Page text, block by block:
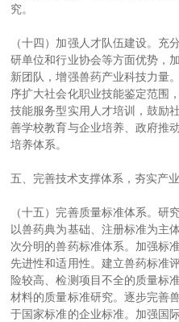
究。
（十四）加强人才队伍建设。充
研单位和行业协会等方面优势，
新团队，增强兽药产业科技力量
序扩大社会化职业技能鉴定范围
技能服务型实用人才培训，鼓励
善学校教育与企业培养、政府推
培养体系。
五、完善技术支撑体系，夯实产
（十五）完善质量标准体系。研
以兽药典为基础、注册标准为主
次分明的兽药标准体系。加强标
先进性和适用性。建立兽药标准
险较高、检测项目不全的质量标
材料的质量标准研究。逐步完善
于国家标准的企业标准。加强国